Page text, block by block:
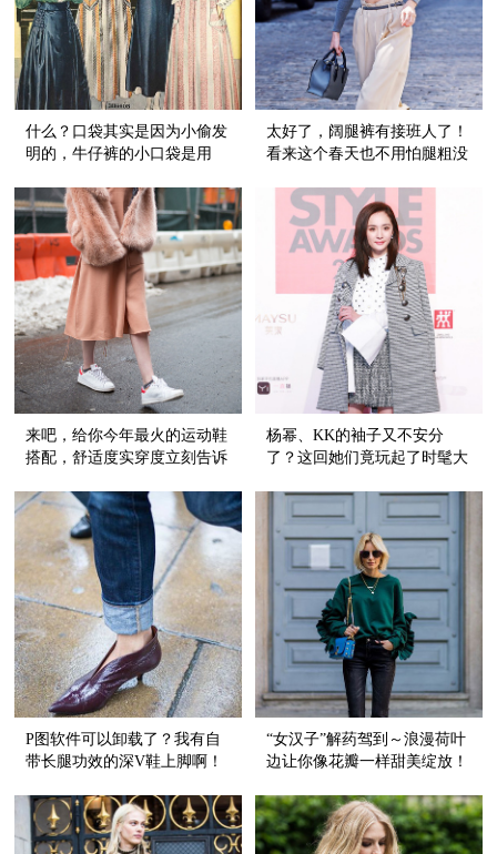
什么？口袋其实是因为小偷发
明的，牛仔裤的小口袋是用
太好了，阔腿裤有接班人了！
看来这个春天也不用怕腿粗没
来吧，给你今年最火的运动鞋
搭配，舒适度实穿度立刻告诉
杨幂、KK的袖子又不安分
了？这回她们竟玩起了时髦大
P图软件可以卸载了？我有自
带长腿功效的深V鞋上脚啊！
“女汉子”解药驾到～浪漫荷叶
边让你像花瓣一样甜美绽放！